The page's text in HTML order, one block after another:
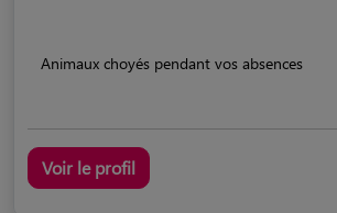
Animaux choyés pendant vos absences
Voir le profil